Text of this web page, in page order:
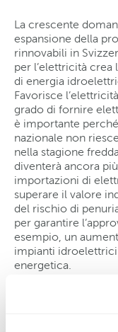
La crescente
espansione della
rinnovabili in
per l’elettricità crea
di energia
Favorisce
grado di fornire
è importante
nazionale non
nella stagione
diventerà ancora
importazioni di
superare il valore
del rischio di
per garantire
esempio, un
impianti
energetica.